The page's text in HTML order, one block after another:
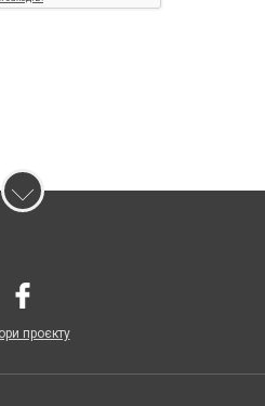
проєкту